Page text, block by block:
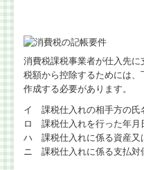
消費税課税事業者が仕入先
税額から控除するためには
作成する必要があります。
イ 課税仕入れの相手方の氏
ロ 課税仕入れを行った年月
ハ 課税仕入れに係る資産又
ニ 課税仕入れに係る支払対